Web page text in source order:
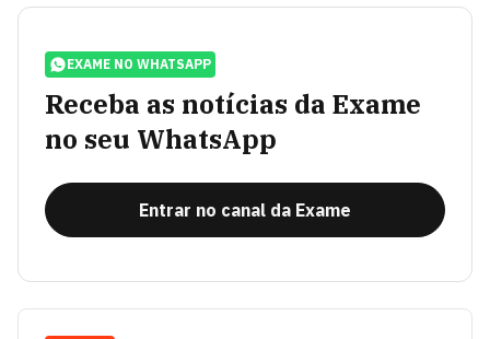
EXAME NO WHATSAPP
Receba as notícias da Exame
no seu WhatsApp
Entrar no canal da Exame